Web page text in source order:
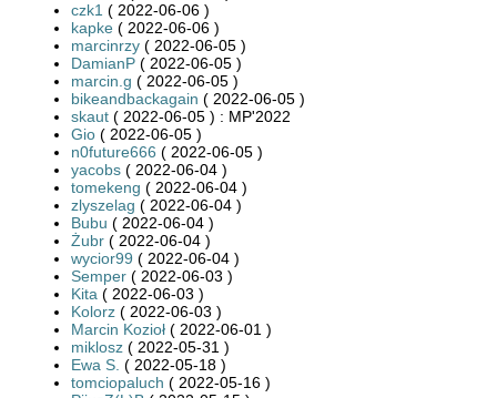
czk1 ( 2022-06-06 )
kapke ( 2022-06-06 )
marcinrzy ( 2022-06-05 )
DamianP ( 2022-06-05 )
marcin.g ( 2022-06-05 )
bikeandbackagain ( 2022-06-05 )
skaut ( 2022-06-05 ) : MP'2022
Gio ( 2022-06-05 )
n0future666 ( 2022-06-05 )
yacobs ( 2022-06-04 )
tomekeng ( 2022-06-04 )
zlyszelag ( 2022-06-04 )
Bubu ( 2022-06-04 )
Żubr ( 2022-06-04 )
wycior99 ( 2022-06-04 )
Semper ( 2022-06-03 )
Kita ( 2022-06-03 )
Kolorz ( 2022-06-03 )
Marcin Kozioł ( 2022-06-01 )
miklosz ( 2022-05-31 )
Ewa S. ( 2022-05-18 )
tomciopaluch ( 2022-05-16 )